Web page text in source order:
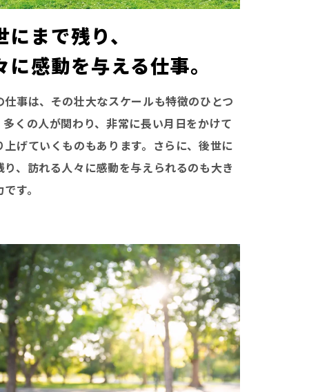
にまで残り、
に感動を与える仕事。
仕事は、その壮大なスケールも特徴のひとつ
多くの人が関わり、非常に長い月日をかけて
上げていくものもあります。さらに、後世に
り、訪れる人々に感動を与えられるのも大き
す。